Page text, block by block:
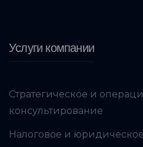
Услуги компании
Стратегическое и
консультирование
Налоговое и